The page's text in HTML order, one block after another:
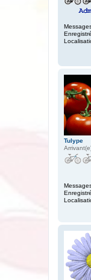
Tulype